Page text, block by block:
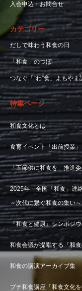
入会申込・お問合せ
カテゴリー
だしで味わう和食の日
「和食」のつぼ
つなぐ「“わ”食」よもやま
特集ページ
和食文化とは
食育イベント「出前授業」
「五節供に和食を」推進
2025年 全国「和食」連
～次代に繋ぐ和食の集い
『和食と健康』シンポジ
和食会議が提唱する「和食
和食の講演アーカイブ集
プチ和食講座「和食文化を